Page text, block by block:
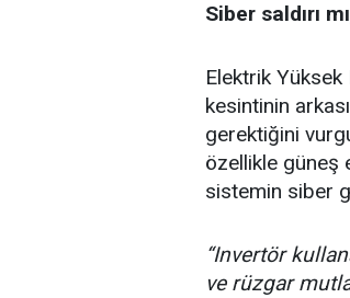
Siber saldırı
Elektrik
kesintinin
gerektiğini
özellikle güneş
sistemin siber
“Invertör
ve rüzgar